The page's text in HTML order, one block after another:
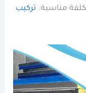
مناسبة. تركيب